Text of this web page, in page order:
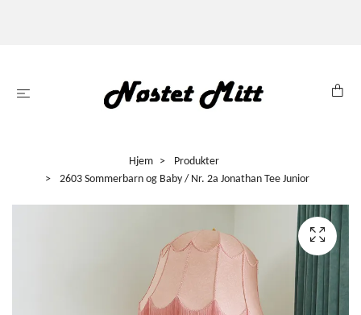
Hjem
Produkter
2603 Sommerbarn og Baby / Nr. 2a Jonathan Tee Junior